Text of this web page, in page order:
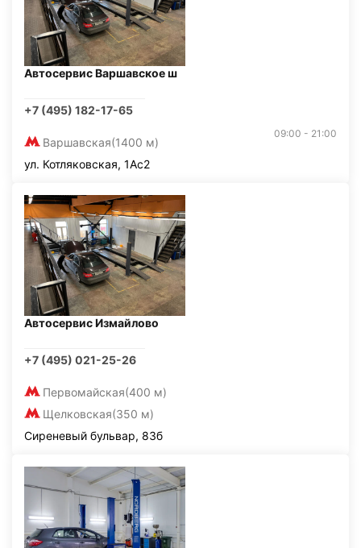
Автосервис Варшавское ш
+7 (495) 182-17-65
Варшавская(1400 м)
09:00 - 21:00
ул. Котляковская, 1Ас2
Автосервис Измайлово
+7 (495) 021-25-26
Первомайская(400 м)
Щелковская(350 м)
Сиреневый бульвар, 83б